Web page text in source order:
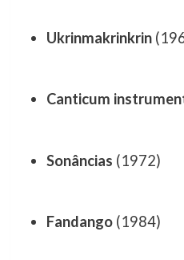
Ukrinmakrinkrin
Canticum
Sonâncias (1972)
Fandango(1984)